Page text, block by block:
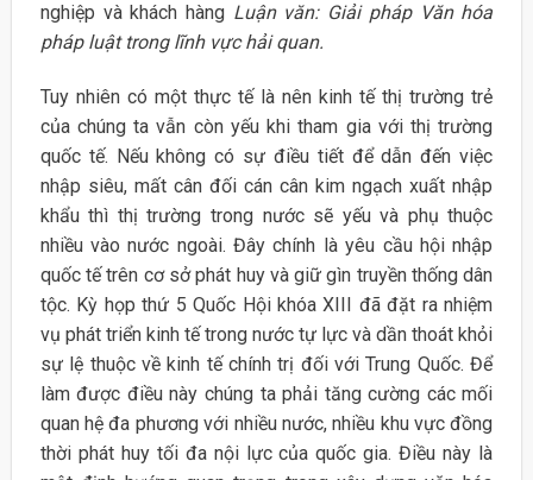
nghiệp và khách hàng Luận văn: Giải pháp Văn hóa
pháp luật trong lĩnh vực hải quan.
Tuy nhiên có một thực tế là nên kinh tế thị trường trẻ
của chúng ta vẫn còn yếu khi tham gia với thị trường
quốc tế. Nếu không có sự điều tiết để dẫn đến việc
nhập siêu, mất cân đối cán cân kim ngạch xuất nhập
khẩu thì thị trường trong nước sẽ yếu và phụ thuộc
nhiều vào nước ngoài. Đây chính là yêu cầu hội nhập
quốc tế trên cơ sở phát huy và giữ gìn truyền thống dân
tộc. Kỳ họp thứ 5 Quốc Hội khóa XIII đã đặt ra nhiệm
vụ phát triển kinh tế trong nước tự lực và dần thoát khỏi
sự lệ thuộc về kinh tế chính trị đối với Trung Quốc. Để
làm được điều này chúng ta phải tăng cường các mối
quan hệ đa phương với nhiều nước, nhiều khu vực đồng
thời phát huy tối đa nội lực của quốc gia. Điều này là